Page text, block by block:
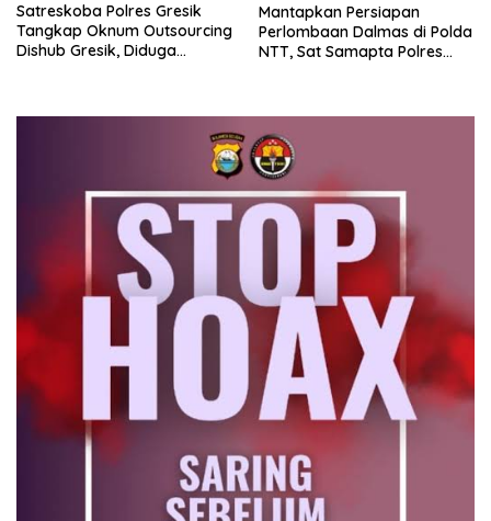
Satreskoba Polres Gresik
Tangkap Oknum Outsourcing
Dishub Gresik, Diduga
Mantapkan Persiapan
Perlombaan Dalmas di Polda
NTT, Sat Samapta Polres